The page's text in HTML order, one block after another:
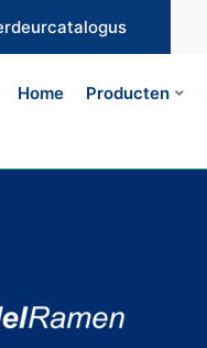
Home Producten